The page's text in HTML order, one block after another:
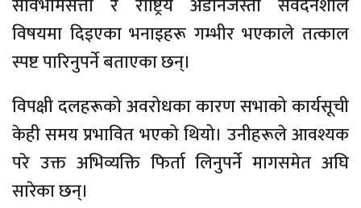
सार्वभौमसत्ता र राष्ट्रिय अडानजस्ता संवेदनशील
विषयमा दिइएका भनाइहरू गम्भीर भएकाले तत्काल
स्पष्ट पारिनुपर्ने बताएका छन्।
विपक्षी दलहरूको अवरोधका कारण सभाको कार्यसूची
केही समय प्रभावित भएको थियो। उनीहरूले आवश्यक
परे उक्त अभिव्यक्ति फिर्ता लिनुपर्ने मागसमेत अघि
सारेका छन्।